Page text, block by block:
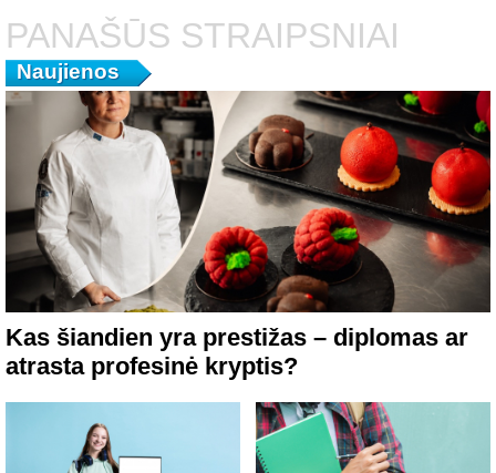
PANAŠŪS STRAIPSNIAI
Naujienos
Kas šiandien yra prestižas – diplomas ar
atrasta profesinė kryptis?